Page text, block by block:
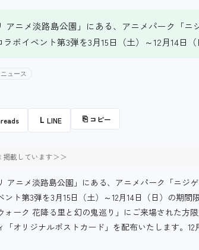
アニメ淡路島公園」にある、アニメパーク「ニ
ボイベント第3弾を3月15日（土）～12月14日
ュース
L LINE ⎘ コピー
載しています＞＞
アニメ淡路島公園」にある、アニメパーク「ニジ
ト第3弾を3月15日（土）～12月14日（日）の期間
ォーク 花降る里と幻の鬼巡り」にご来場された方
オリジナルポストカード」を配布いたします。